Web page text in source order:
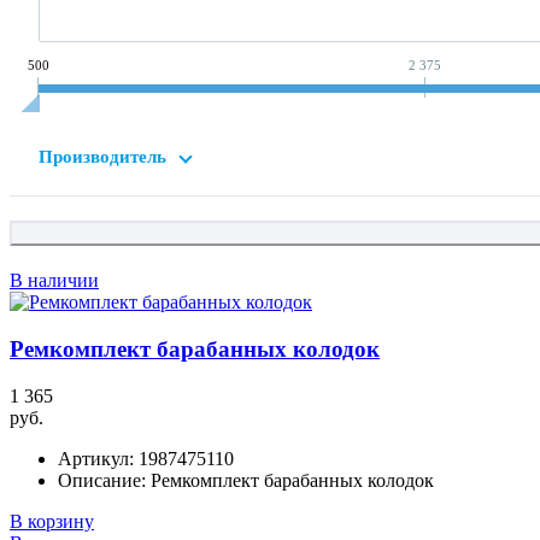
500 2 375
Производитель
В наличии
Ремкомплект барабанных колодок
1 365
руб.
Артикул: 1987475110
Описание: Ремкомплект барабанных колодок
В корзину